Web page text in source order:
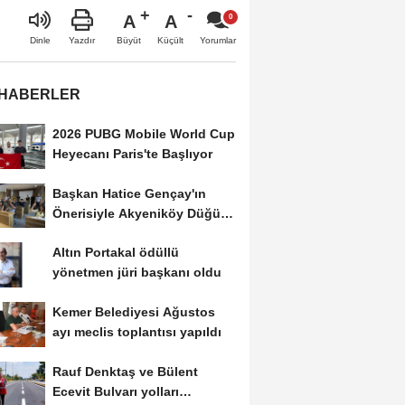
Dinle Yazdır
A
Büyüt
A
Küçült Yorumlar
2026 PUBG Mobile World Cup
Heyecanı Paris'te Başlıyor
Başkan Hatice Gençay'ın
Önerisiyle Akyeniköy Düğün
Altın Portakal ödüllü
yönetmen jüri başkanı oldu
Kemer Belediyesi Ağustos
ayı meclis toplantısı yapıldı
Rauf Denktaş ve Bülent
Ecevit Bulvarı yolları